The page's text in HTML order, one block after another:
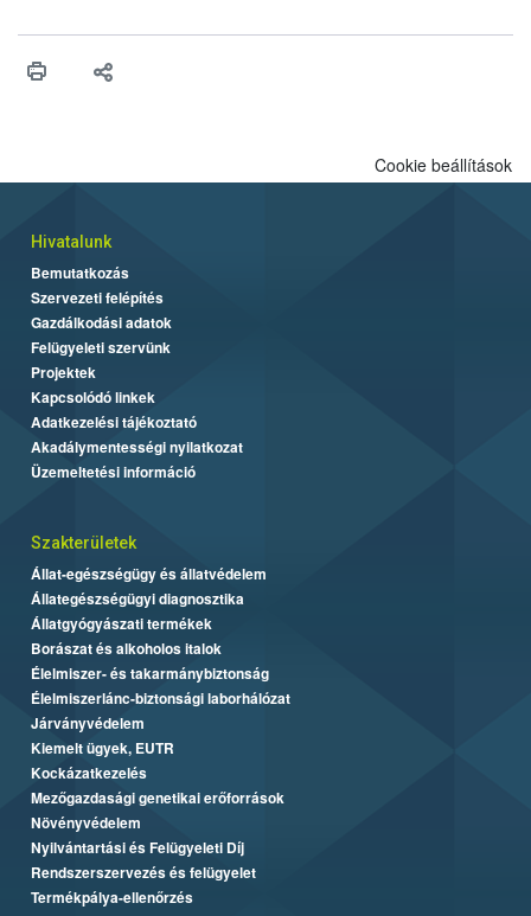
érésű szőlőkben is legyen lehetőség a károsító elleni további
felhasználók számára is elérhető és ökológiai termesztésben is
Cookie beállítások
Hivatalunk
Bemutatkozás
Szervezeti felépítés
Gazdálkodási adatok
Felügyeleti szervünk
Projektek
Kapcsolódó linkek
Adatkezelési tájékoztató
Akadálymentességi nyilatkozat
Üzemeltetési információ
Szakterületek
Állat-egészségügy és állatvédelem
Állategészségügyi diagnosztika
Állatgyógyászati termékek
Borászat és alkoholos italok
Élelmiszer- és takarmánybiztonság
Élelmiszerlánc-biztonsági laborhálózat
Járványvédelem
Kiemelt ügyek, EUTR
Kockázatkezelés
Mezőgazdasági genetikai erőforrások
Növényvédelem
Nyilvántartási és Felügyeleti Díj
Rendszerszervezés és felügyelet
Termékpálya-ellenőrzés